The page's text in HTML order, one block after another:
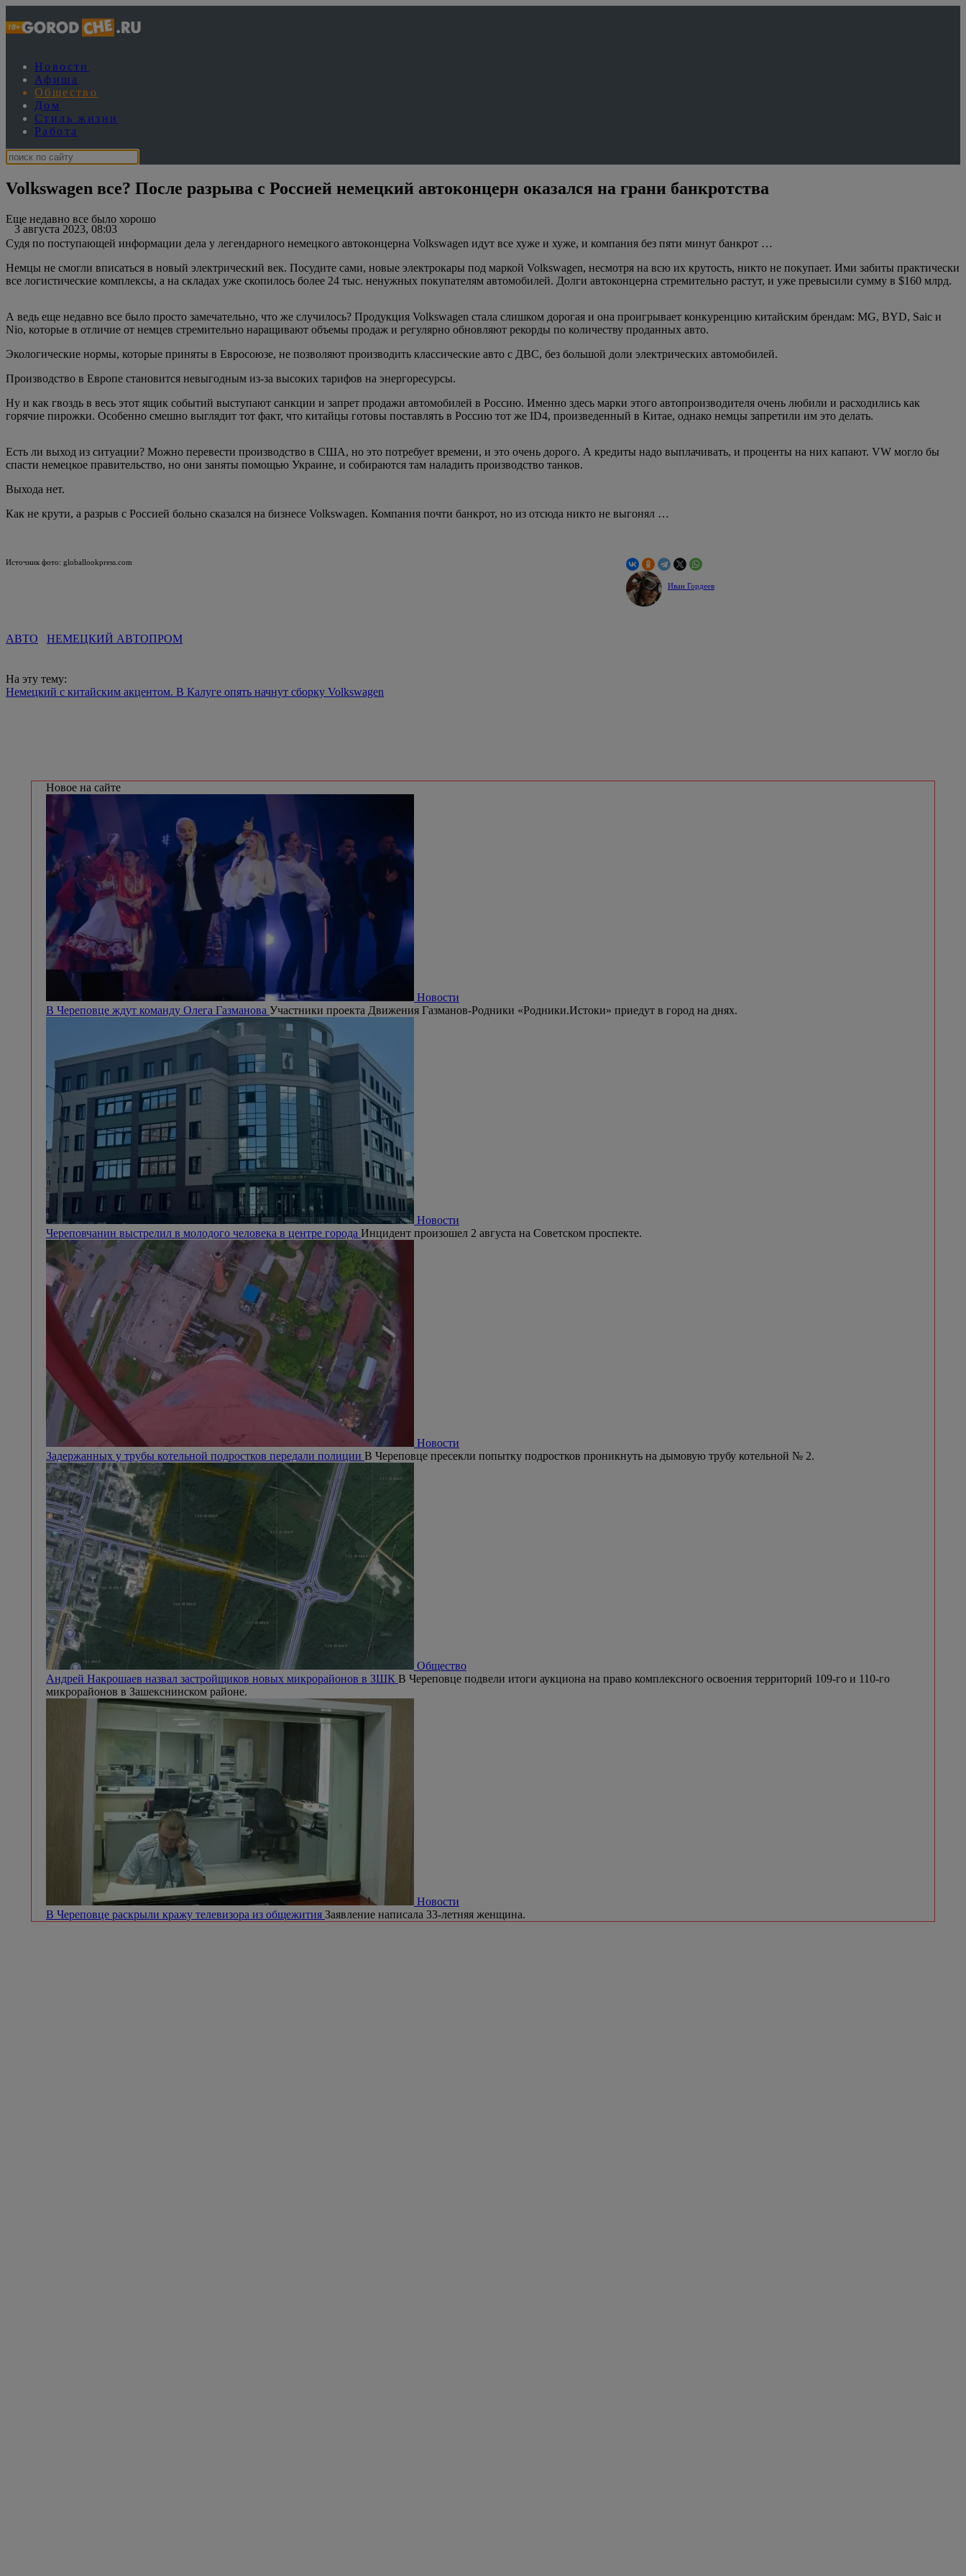
Новости
Афиша
Общество
Дом
Стиль жизни
Работа
Volkswagen все? После разрыва с Россией немецкий автоконцерн оказался на грани банкротства
3 августа 2023, 08:03
Еще недавно все было хорошо
Судя по поступающей информации дела у легендарного немецкого автоконцерна Volkswagen идут все хуже и хуже, и компания без пяти минут банкрот …
Немцы не смогли вписаться в новый электрический век. Посудите сами, новые электрокары под маркой Volkswagen, несмотря на всю их крутость, никто не покупает. Ими забиты практически
все логистические комплексы, а на складах уже скопилось более 24 тыс. ненужных покупателям автомобилей. Долги автоконцерна стремительно растут, и уже превысили сумму в $160 млрд.
А ведь еще недавно все было просто замечательно, что же случилось? Продукция Volkswagen стала слишком дорогая и она проигрывает конкуренцию китайским брендам: MG, BYD, Saic и
Nio, которые в отличие от немцев стремительно наращивают объемы продаж и регулярно обновляют рекорды по количеству проданных авто.
Экологические нормы, которые приняты в Евросоюзе, не позволяют производить классические авто с ДВС, без большой доли электрических автомобилей.
Производство в Европе становится невыгодным из-за высоких тарифов на энергоресурсы.
Ну и как гвоздь в весь этот ящик событий выступают санкции и запрет продажи автомобилей в Россию. Именно здесь марки этого автопроизводителя очень любили и расходились как
горячие пирожки. Особенно смешно выглядит тот факт, что китайцы готовы поставлять в Россию тот же ID4, произведенный в Китае, однако немцы запретили им это делать.
Есть ли выход из ситуации? Можно перевести производство в США, но это потребует времени, и это очень дорого. А кредиты надо выплачивать, и проценты на них капают. VW могло бы
спасти немецкое правительство, но они заняты помощью Украине, и собираются там наладить производство танков.
Выхода нет.
Как не крути, а разрыв с Россией больно сказался на бизнесе Volkswagen. Компания почти банкрот, но из отсюда никто не выгонял …
Источник фото: globallookpress.com
Иван Гордеев
АВТО НЕМЕЦКИЙ АВТОПРОМ
На эту тему:
Немецкий с китайским акцентом. В Калуге опять начнут сборку Volkswagen
Новое на сайте
Новости
В Череповце ждут команду Олега Газманова Участники проекта Движения Газманов-Родники «Родники.Истоки» приедут в город на днях.
Новости
Череповчанин выстрелил в молодого человека в центре города Инцидент произошел 2 августа на Советском проспекте.
Новости
Задержанных у трубы котельной подростков передали полиции В Череповце пресекли попытку подростков проникнуть на дымовую трубу котельной № 2.
Общество
Андрей Накрошаев назвал застройщиков новых микрорайонов в ЗШК В Череповце подвели итоги аукциона на право комплексного освоения территорий 109-го и 110-го
микрорайонов в Зашекснинском районе.
Новости
В Череповце раскрыли кражу телевизора из общежития Заявление написала 33-летняя женщина.